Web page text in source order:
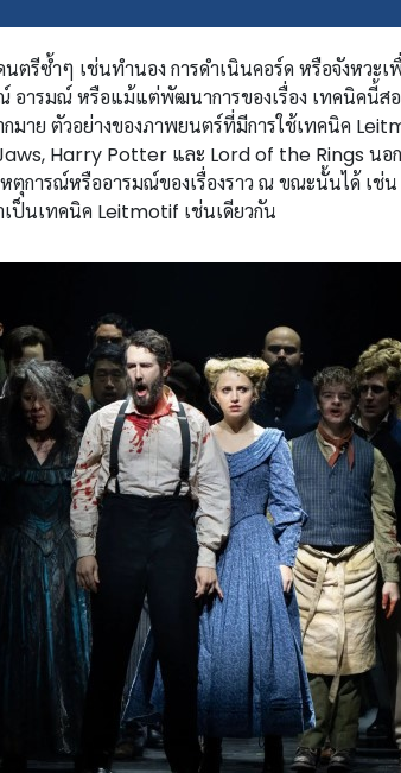
รีซ้ำๆ เช่นทำนอง การดำเนินคอร์ด หรือจังหวะเ
อารมณ์ หรือแม้แต่พัฒนาการของเรื่อง เทคนิคนี้ส
มาย ตัวอย่างของภาพยนตร์ที่มีการใช้เทคนิค
Harry Potter และ Lord of the Rings นอก
ตุการณ์หรืออารมณ์ของเรื่องราว ณ ขณะนั้นได้ เช่
ป็นเทคนิค Leitmotif เช่นเดียวกัน